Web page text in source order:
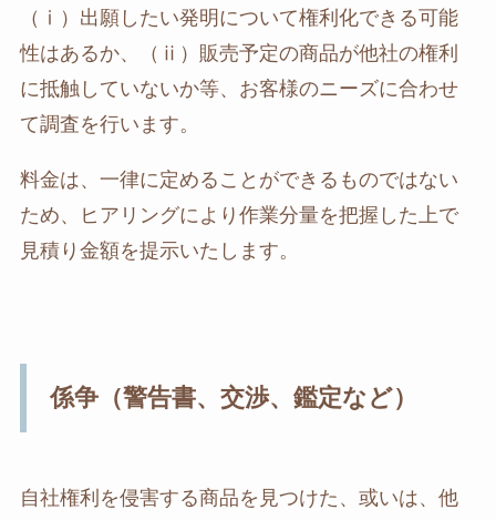
（ⅰ）出願したい発明について権利化できる可能
性はあるか、（ⅱ）販売予定の商品が他社の権利
に抵触していないか等、お客様のニーズに合わせ
て調査を行います。
料金は、一律に定めることができるものではない
ため、ヒアリングにより作業分量を把握した上で
見積り金額を提示いたします。
係争（警告書、交渉、鑑定など）
自社権利を侵害する商品を見つけた、或いは、他